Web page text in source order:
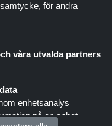
presenterar erbjudanden,
via dessa länkar,
genom dessa
för andra
våra utvalda partners
enhetsanalys
på en enhet